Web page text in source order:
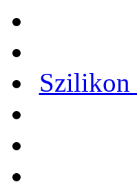
Szilikon